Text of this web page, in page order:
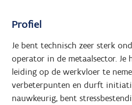
Profiel
Je bent technisch zeer sterk
operator in de metaalsector. Je
leiding op de werkvloer te
verbeterpunten en durft
nauwkeurig, bent